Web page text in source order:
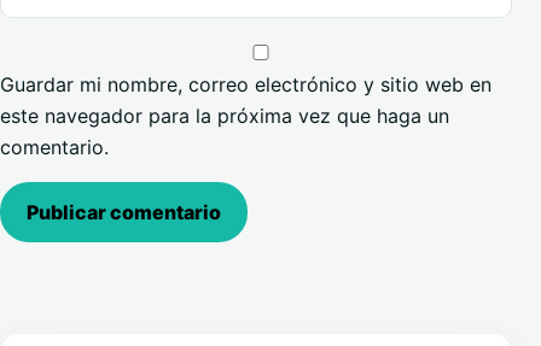
Guardar mi nombre, correo electrónico y sitio web en
este navegador para la próxima vez que haga un
comentario.